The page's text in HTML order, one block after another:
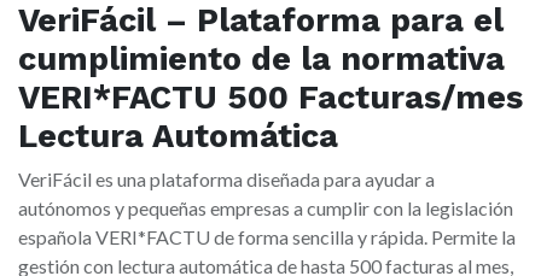
VeriFácil – Plataforma para el
cumplimiento de la normativa
VERI*FACTU 500 Facturas/mes
Lectura Automática
VeriFácil es una plataforma diseñada para ayudar a
autónomos y pequeñas empresas a cumplir con la legislación
española VERI*FACTU de forma sencilla y rápida. Permite la
gestión con lectura automática de hasta 500 facturas al mes,